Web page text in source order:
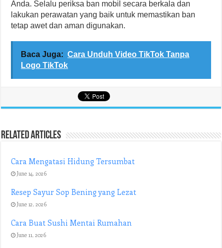
Anda. Selalu periksa ban mobil secara berkala dan
lakukan perawatan yang baik untuk memastikan ban
tetap awet dan aman digunakan.
Baca Juga: Cara Unduh Video TikTok Tanpa
Logo TikTok
Related Articles
Cara Mengatasi Hidung Tersumbat
June 14, 2026
Resep Sayur Sop Bening yang Lezat
June 12, 2026
Cara Buat Sushi Mentai Rumahan
June 11, 2026